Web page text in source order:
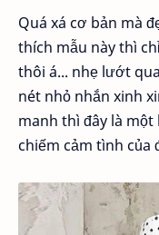
Quá xá cơ bản mà
thích mẫu này thì
thôi á... nhẹ lướt
nét nhỏ nhắn xinh
manh thì đây là
chiếm cảm tình của